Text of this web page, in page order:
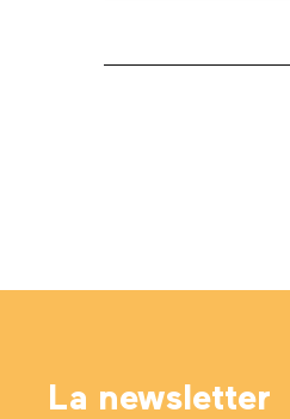
La newsletter